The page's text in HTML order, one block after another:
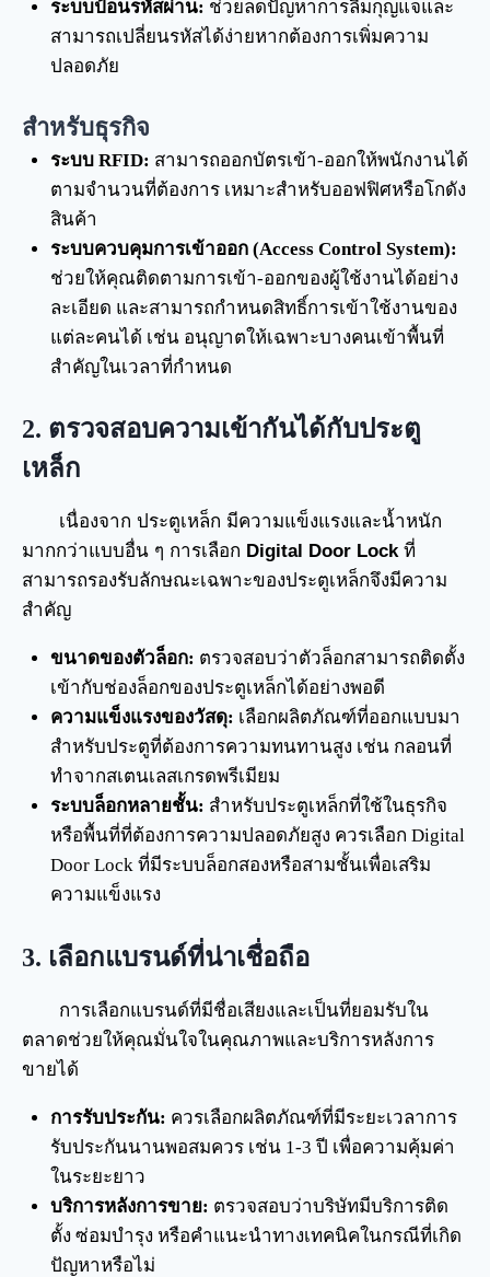
ระบบป้อนรหัสผ่าน: ช่วยลดปัญหาการลืมกุญแจและ
สามารถเปลี่ยนรหัสได้ง่ายหากต้องการเพิ่มความ
ปลอดภัย
สำหรับธุรกิจ
ระบบ RFID: สามารถออกบัตรเข้า-ออกให้พนักงานได้
ตามจำนวนที่ต้องการ เหมาะสำหรับออฟฟิศหรือโกดัง
สินค้า
ระบบควบคุมการเข้าออก (Access Control System):
ช่วยให้คุณติดตามการเข้า-ออกของผู้ใช้งานได้อย่าง
ละเอียด และสามารถกำหนดสิทธิ์การเข้าใช้งานของ
แต่ละคนได้ เช่น อนุญาตให้เฉพาะบางคนเข้าพื้นที่
สำคัญในเวลาที่กำหนด
2. ตรวจสอบความเข้ากันได้กับประตู
เหล็ก
เนื่องจาก ประตูเหล็ก มีความแข็งแรงและน้ำหนัก
มากกว่าแบบอื่น ๆ การเลือก Digital Door Lock ที่
สามารถรองรับลักษณะเฉพาะของประตูเหล็กจึงมีความ
สำคัญ
ขนาดของตัวล็อก: ตรวจสอบว่าตัวล็อกสามารถติดตั้ง
เข้ากับช่องล็อกของประตูเหล็กได้อย่างพอดี
ความแข็งแรงของวัสดุ: เลือกผลิตภัณฑ์ที่ออกแบบมา
สำหรับประตูที่ต้องการความทนทานสูง เช่น กลอนที่
ทำจากสเตนเลสเกรดพรีเมียม
ระบบล็อกหลายชั้น: สำหรับประตูเหล็กที่ใช้ในธุรกิจ
หรือพื้นที่ที่ต้องการความปลอดภัยสูง ควรเลือก Digital
Door Lock ที่มีระบบล็อกสองหรือสามชั้นเพื่อเสริม
ความแข็งแรง
3. เลือกแบรนด์ที่น่าเชื่อถือ
การเลือกแบรนด์ที่มีชื่อเสียงและเป็นที่ยอมรับใน
ตลาดช่วยให้คุณมั่นใจในคุณภาพและบริการหลังการ
ขายได้
การรับประกัน: ควรเลือกผลิตภัณฑ์ที่มีระยะเวลาการ
รับประกันนานพอสมควร เช่น 1-3 ปี เพื่อความคุ้มค่า
ในระยะยาว
บริการหลังการขาย: ตรวจสอบว่าบริษัทมีบริการติด
ตั้ง ซ่อมบำรุง หรือคำแนะนำทางเทคนิคในกรณีที่เกิด
ปัญหาหรือไม่